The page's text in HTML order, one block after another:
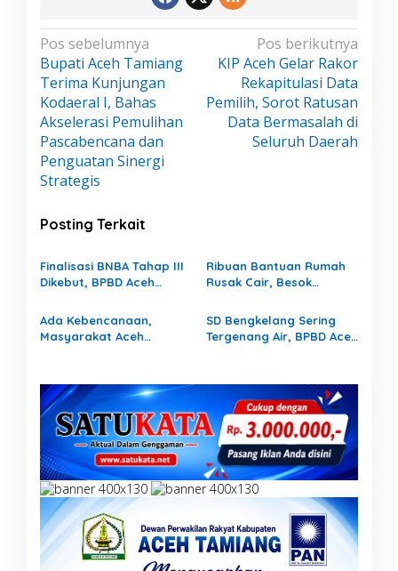
N
a
v
i
g
a
s
p
s
Pos sebelumnya
Bupati Aceh Tamiang
Terima Kunjungan
Kodaeral I, Bahas
Akselerasi Pemulihan
Pascabencana dan
Penguatan Sinergi
Strategis
Pos berikutnya
KIP Aceh Gelar Rakor
Rekapitulasi Data
Pemilih, Sorot Ratusan
Data Bermasalah di
Seluruh Daerah
Posting Terkait
Finalisasi BNBA Tahap III
Dikebut, BPBD Aceh
Penghulu untuk Vervali
Stimulan Rumah
Ribuan Bantuan Rumah
Rusak Cair, Besok
Ada Kebencanaan,
Masyarakat Aceh
Posnya
SD Bengkelang Sering
Tergenang Air, BPBD Aceh